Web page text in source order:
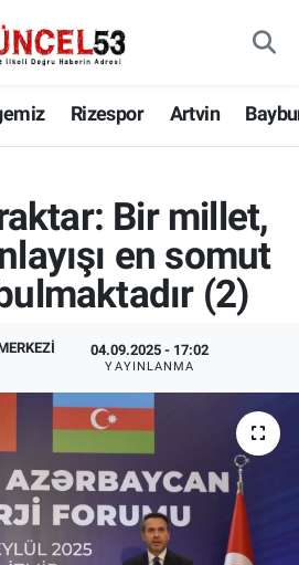
Rizespor Artvin
Bir millet,
en somut
bulmaktadır (2)
04.09.2025 - 17:02
YAYINLANMA